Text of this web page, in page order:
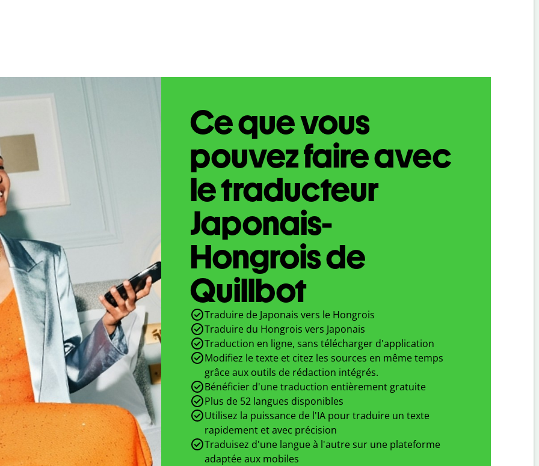
Ce que vous
pouvez faire avec
le traducteur
Japonais-
Hongrois de
Quillbot
Traduire de Japonais vers le Hongrois
Traduire du Hongrois vers Japonais
Traduction en ligne, sans télécharger d'application
Modifiez le texte et citez les sources en même temps
grâce aux outils de rédaction intégrés.
Bénéficier d'une traduction entièrement gratuite
Plus de 52 langues disponibles
Utilisez la puissance de l'IA pour traduire un texte
rapidement et avec précision
Traduisez d'une langue à l'autre sur une plateforme
adaptée aux mobiles